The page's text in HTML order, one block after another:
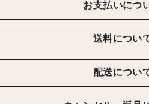
お支払いにつ
送料につい
配送につい